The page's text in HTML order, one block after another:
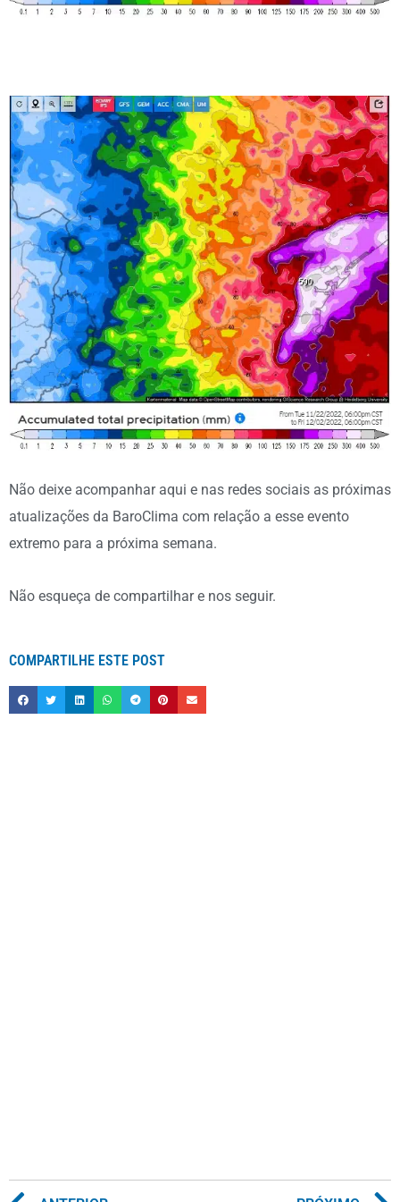
Não deixe acompanhar aqui e nas redes sociais as próximas
atualizações da BaroClima com relação a esse evento
extremo para a próxima semana.
Não esqueça de compartilhar e nos seguir.
COMPARTILHE ESTE POST